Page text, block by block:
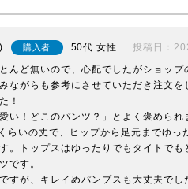
購入者 50代 女性 投稿日
んど無いので、心配でしたがショップ
ながらも参考にさせていただき注文を
！
い！どこのパンツ？」とよく褒められ
らいの丈で、ヒップから足元までゆっ
。トップスはゆったりでもタイトでも
です。
すが、キレイめパンプスも大丈夫でし